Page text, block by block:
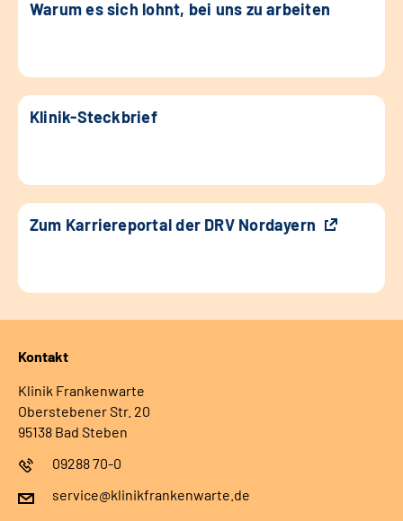
Warum es sich lohnt, bei uns zu arbeiten
Klinik-Steckbrief
Zum Karriereportal der DRV Nordayern
Kontakt
Klinik Frankenwarte
Oberstebener Str. 20
95138 Bad Steben
09288 70-0
service@klinikfrankenwarte.de